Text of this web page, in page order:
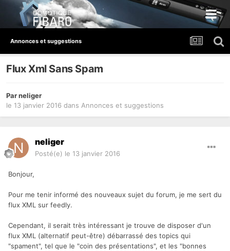
Annonces et suggestions
Flux Xml Sans Spam
Parneliger
le 13 janvier 2016 dans Annonces et suggestions
neliger
Posté(e) le 13 janvier 2016
Bonjour,
Pour me tenir informé des nouveaux sujet du forum, je me sert du
flux XML sur feedly.
Cependant, il serait très intéressant je trouve de disposer d'un
flux XML (alternatif peut-être) débarrassé des topics qui
"spament", tel que le "coin des présentations", et les "bonnes